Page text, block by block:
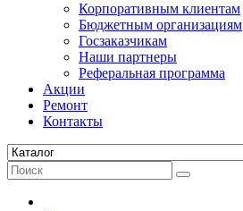
Корпоративным клиентам
Бюджетным организациям
Госзаказчикам
Наши партнеры
Реферальная программа
Акции
Ремонт
Контакты